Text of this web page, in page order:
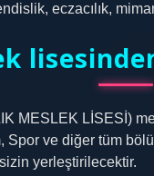
eczacılık,
MESLEK LİSESİ)
ve diğer tüm
yerleştirilecektir.